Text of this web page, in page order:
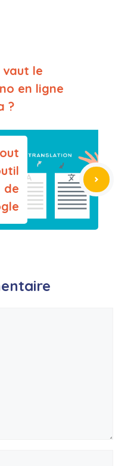
vaut le
en ligne
?
de